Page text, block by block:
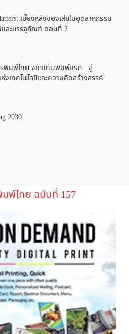
เบื้องหลังของเสียในอุตสาหกรรม
ละบรรจุภัณฑ์ ตอนที่ 2
รพิมพ์ไทย จากแท่นพิมพ์แรก…สู่
งเทคโนโลยีและความคิดสร้างสรรค์
2030
พ์ไทย ฉบับที่ 157